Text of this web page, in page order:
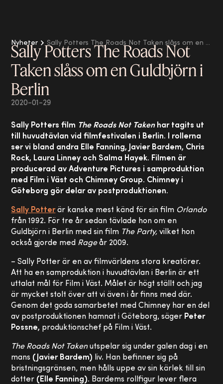
Nyheter Sally Potters The Roads Not Taken slåss om en Guldbjörn i Berlin
Sally Potters The Roads Not
Taken slåss om en Guldbjörn i
Berlin
2020-01-29
Sally Potters film The Roads Not Takenhar tagits ut
till huvudtävlan vid filmfestivalen i Berlin. I rollerna
ser vi bland andra Elle Fanning, Javier Bardem, Chris
Rock, Laura Linney och Salma Hayek. Filmen är
producerad av Adventure Pictures i samproduktion
med Film i Väst och Chimney Group. Chimney i
Göteborg gör delar av postproduktionen.
Sally Potterär kanske mest känd för sin film Orlando
från 1992. För tre år sedan tävlade hon om en
Guldbjörn i Berlin med sin film The Party, vilket hon
också gjorde med Rageår 2009.
– Sally Potter är en av filmvärldens stora kreatörer.
Att ha en samproduktion i huvudtävlan i Berlin är ett
uttalat mål för Film i Väst. Målet är högt ställt och jag
är mycket stolt över att vi även i år finns med där.
Genom det goda samarbetet med Chimney har en del
av postproduktionen hamnat i Göteborg, säger Peter
Possne, produktionschef på Film i Väst.
The Roads Not Taken utspelar sig under galen dag i en
mans (Javier Bardem) liv. Han befinner sig på
bristningsgränsen, men hålls uppe av sin kärlek till sin
dotter (Elle Fanning). Bardems rollfigur lever flera